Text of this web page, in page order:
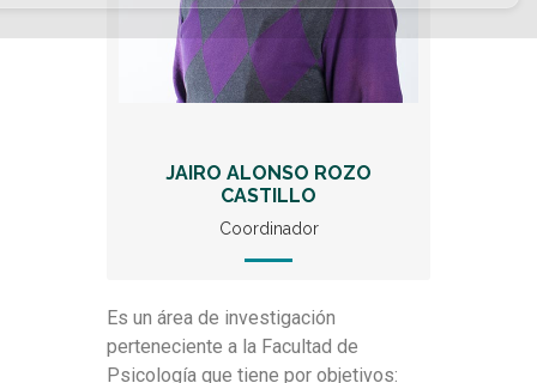
JAIRO ALONSO ROZO
CASTILLO
Coordinador
Es un área de investigación
perteneciente a la Facultad de
Psicología que tiene por objetivos: